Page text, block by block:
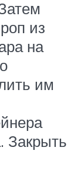
из
на
им
Закрыть